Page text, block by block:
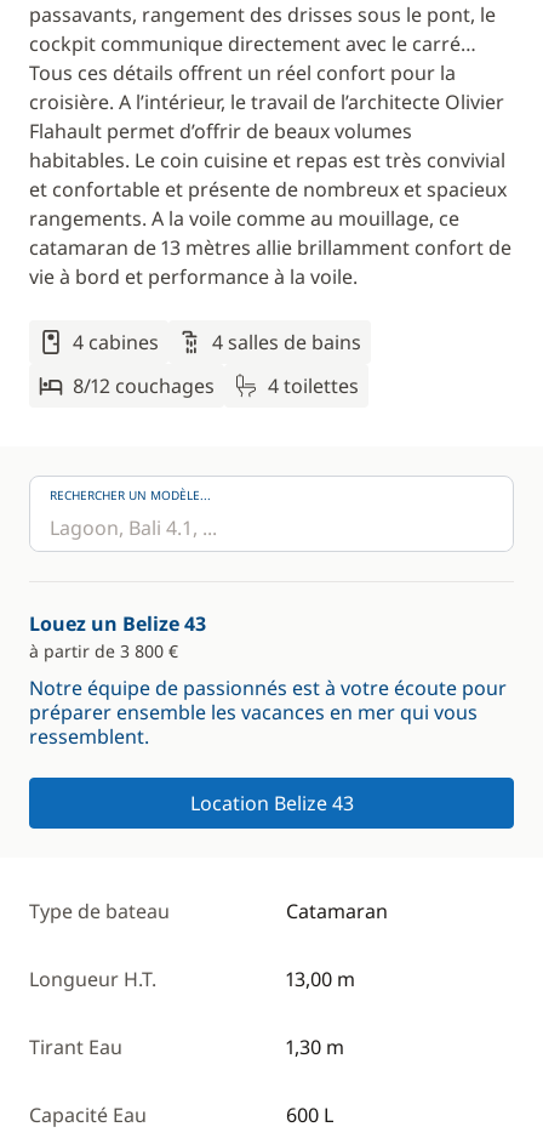
passavants, rangement des drisses sous le pont, le
cockpit communique directement avec le carré…
Tous ces détails offrent un réel confort pour la
croisière. A l’intérieur, le travail de l’architecte Olivier
Flahault permet d’offrir de beaux volumes
habitables. Le coin cuisine et repas est très convivial
et confortable et présente de nombreux et spacieux
rangements. A la voile comme au mouillage, ce
catamaran de 13 mètres allie brillamment confort de
vie à bord et performance à la voile.
4 cabines
4 salles de bains
8/12 couchages
4 toilettes
RECHERCHER UN MODÈLE...
Louez un Belize 43
à partir de 3 800 €
Notre équipe de passionnés est à votre écoute pour
préparer ensemble les vacances en mer qui vous
ressemblent.
Location Belize 43
Type de bateau Catamaran
Longueur H.T. 13,00 m
Tirant Eau 1,30 m
Capacité Eau 600 L